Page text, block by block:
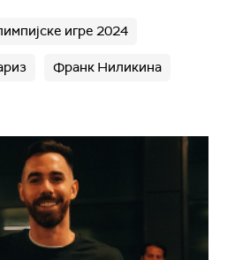
игре 2024
Франк Ниликина